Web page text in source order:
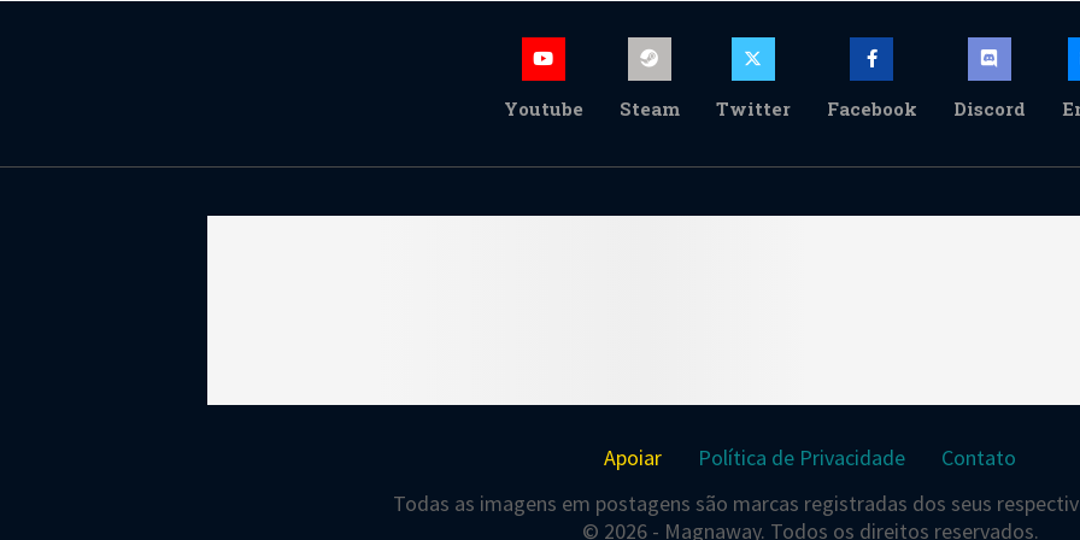
Youtube Steam Twitter Facebook Discord
Apoiar Política de Privacidade
Contato
Todas as imagens em postagens são marcas registradas dos seus
© 2026 - Magnaway. Todos os direitos reservados.